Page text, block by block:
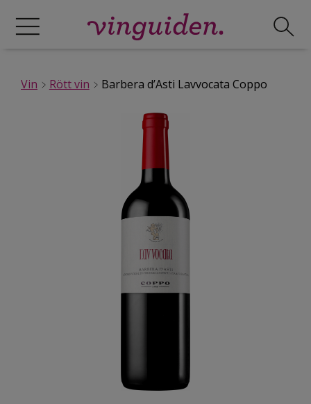
Vin Rött vin Barbera d’Asti Lavvocata Coppo